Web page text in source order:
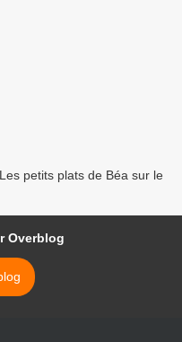
petits plats de Béa sur le
Overblog